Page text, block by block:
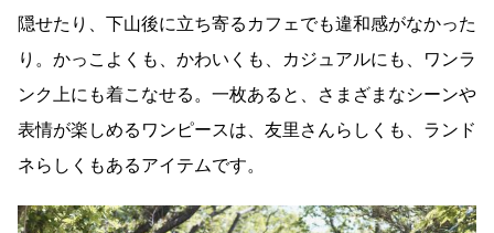
隠せたり、下山後に立ち寄るカフェでも違和感がなかった
り。かっこよくも、かわいくも、カジュアルにも、ワンラ
ンク上にも着こなせる。一枚あると、さまざまなシーンや
表情が楽しめるワンピースは、友里さんらしくも、ランド
ネらしくもあるアイテムです。